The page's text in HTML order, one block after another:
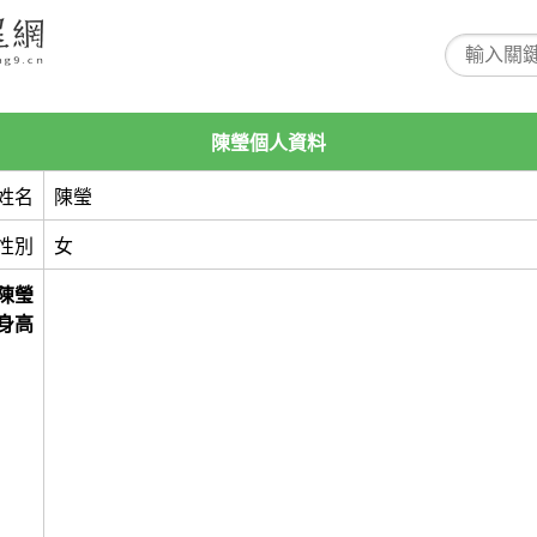
陳瑩個人資料
名 陳瑩
別 女
瑩
高